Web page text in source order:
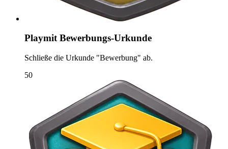
Playmit Bewerbungs-Urkunde
Schließe die Urkunde "Bewerbung" ab.
50